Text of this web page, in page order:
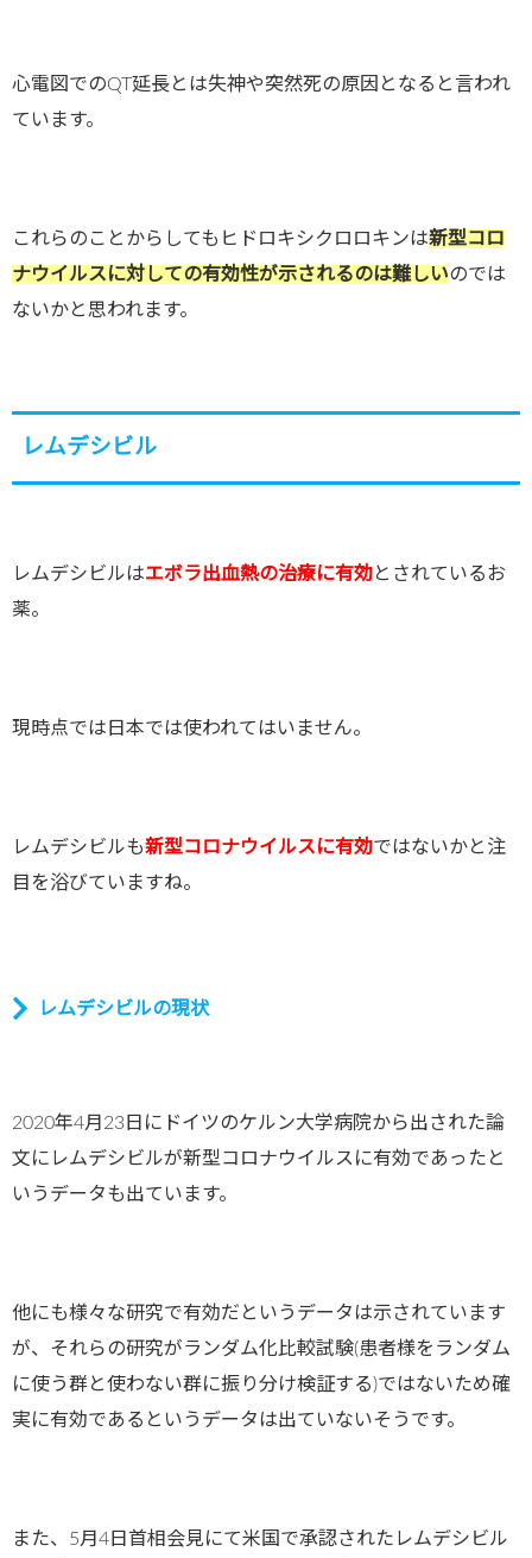
心電図でのQT延長とは失神や突然死の原因となると言われ
ています。
これらのことからしてもヒドロキシクロロキンは新型コロ
ナウイルスに対しての有効性が示されるのは難しいのでは
ないかと思われます。
レムデシビル
レムデシビルはエボラ出血熱の治療に有効とされているお
薬。
現時点では日本では使われてはいません。
レムデシビルも新型コロナウイルスに有効ではないかと注
目を浴びていますね。
レムデシビルの現状
2020年4月 23 日にドイツのケルン大学病院から出された論
文にレムデシビルが新型コロナウイルスに有効であったと
いうデータも出ています。
他にも様々な研究で有効だというデータは示されています
が、それらの研究がランダム化比較試験(患者様をランダム
に使う群と使わない群に振り分け検証する)ではないため確
実に有効であるというデータは出ていないそうです。
また、5月4日首相会見にて米国で承認されたレムデシビル